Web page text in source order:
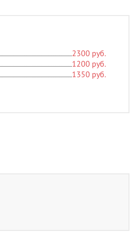
2300 руб.
1200 руб.
1350 руб.